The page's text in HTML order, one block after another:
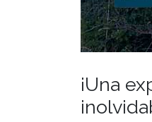
¡Una